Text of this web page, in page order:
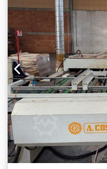
とが重要です。装置の
作、メンテナンス、安
イン に従ってください
入力ミス、間違いがあ
認書や売買契約書に記
の他の機械やミキシン
イトをご覧ください。
的：建築、使用材料：